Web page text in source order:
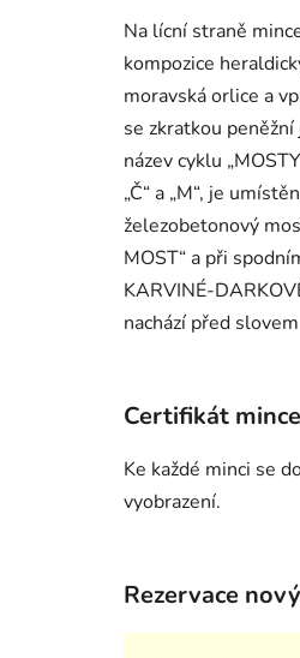
Na lícní straně
kompozice
moravská orlice a
se zkratkou peněžní
název cyklu
„Č“ a „M“, je
železobetonový
MOST“ a při
KARVINÉ-
nachází před slovem
Certifikát mince
Ke každé minci se
vyobrazení.
Rezervace